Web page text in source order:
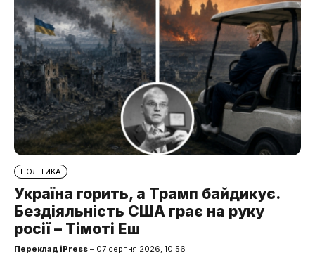
ПОЛІТИКА
Україна горить, а Трамп байдикує.
Бездіяльність США грає на руку
росії – Тімоті Еш
Переклад iPress – 07 серпня 2026, 10:56